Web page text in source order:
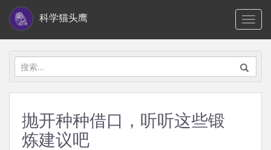
i
科学猫头鹰
搜
索：
抛开种种借口，听听这些锻
炼建议吧